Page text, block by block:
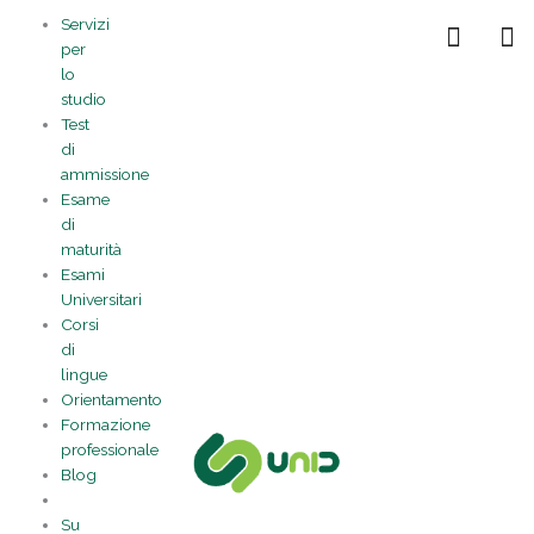
contenuto
Servizi
per
lo
studio
Test
di
ammissione
Esame
di
maturità
Esami
Universitari
Corsi
di
lingue
Orientamento
Formazione
professionale
Blog
Su